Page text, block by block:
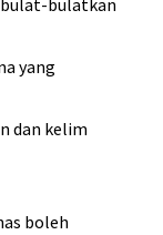
bulat-bulatkan
yang
dan kelim
boleh